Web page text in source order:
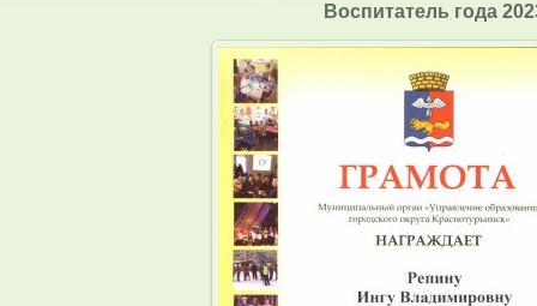
Воспитатель года